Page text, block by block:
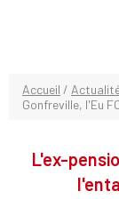
Accueil /
Gonfreville, l'Eu
L'ex-